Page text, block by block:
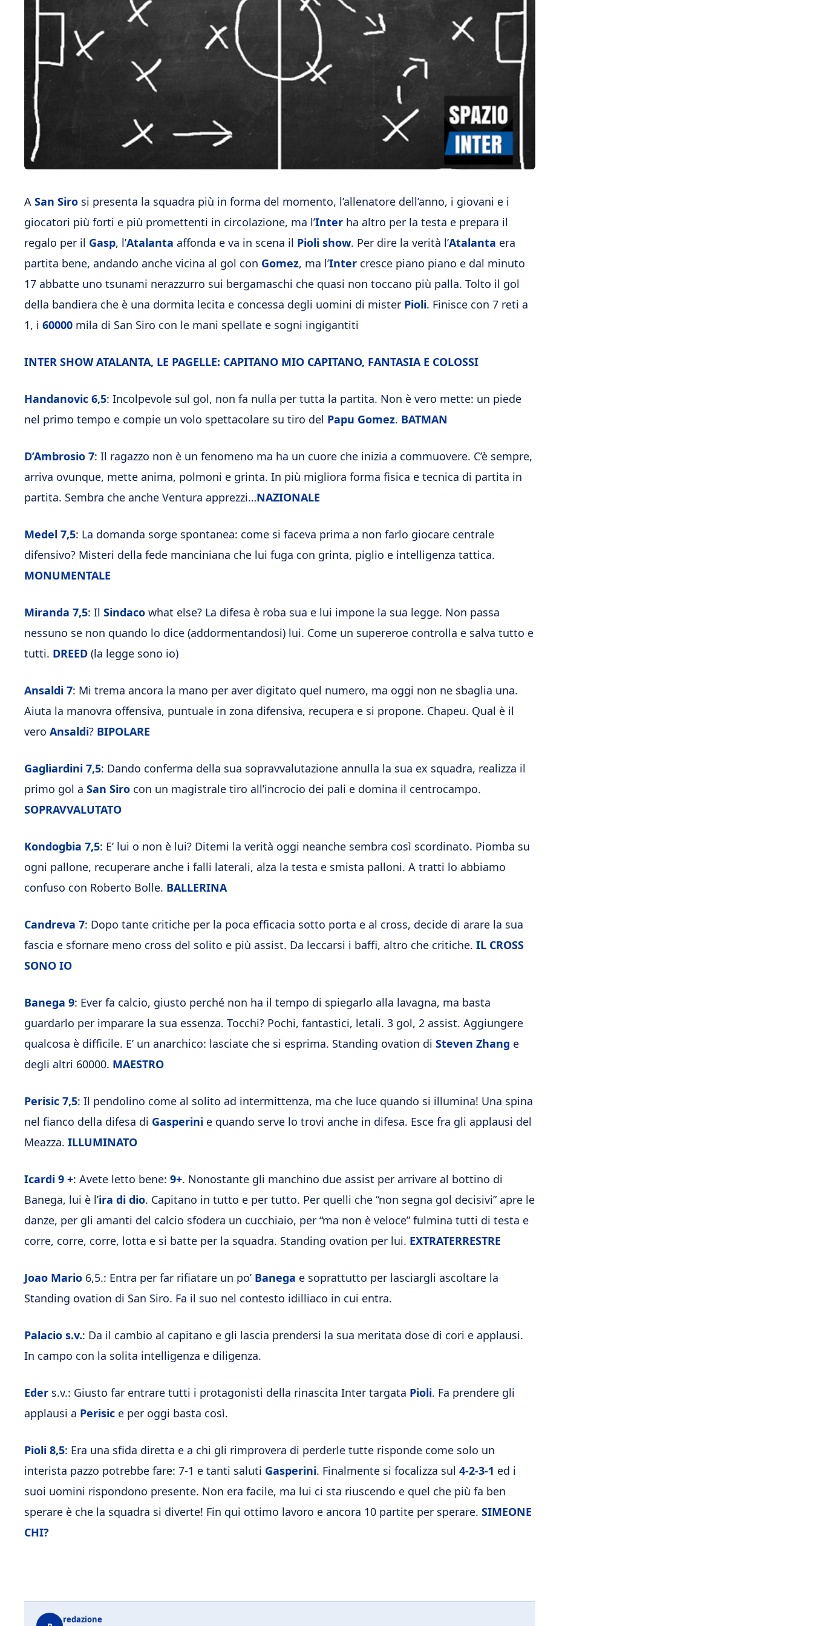
A San Siro si presenta la squadra più in forma del momento, l’allenatore dell’anno, i giovani e i
giocatori più forti e più promettenti in circolazione, ma l’Inter ha altro per la testa e prepara il
regalo per il Gasp, l’Atalanta affonda e va in scena il Pioli show. Per dire la verità l’Atalanta era
partita bene, andando anche vicina al gol con Gomez, ma l’Inter cresce piano piano e dal minuto
17 abbatte uno tsunami nerazzurro sui bergamaschi che quasi non toccano più palla. Tolto il gol
della bandiera che è una dormita lecita e concessa degli uomini di mister Pioli. Finisce con 7 reti a
1, i 60000 mila di San Siro con le mani spellate e sogni ingigantiti
INTER SHOW ATALANTA, LE PAGELLE: CAPITANO MIO CAPITANO, FANTASIA E COLOSSI
Handanovic 6,5: Incolpevole sul gol, non fa nulla per tutta la partita. Non è vero mette: un piede
nel primo tempo e compie un volo spettacolare su tiro del Papu Gomez. BATMAN
D’Ambrosio 7: Il ragazzo non è un fenomeno ma ha un cuore che inizia a commuovere. C’è sempre,
arriva ovunque, mette anima, polmoni e grinta. In più migliora forma fisica e tecnica di partita in
partita. Sembra che anche Ventura apprezzi…NAZIONALE
Medel 7,5: La domanda sorge spontanea: come si faceva prima a non farlo giocare centrale
difensivo? Misteri della fede manciniana che lui fuga con grinta, piglio e intelligenza tattica.
MONUMENTALE
Miranda 7,5: Il Sindaco what else? La difesa è roba sua e lui impone la sua legge. Non passa
nessuno se non quando lo dice (addormentandosi) lui. Come un supereroe controlla e salva tutto e
tutti. DREED (la legge sono io)
Ansaldi 7: Mi trema ancora la mano per aver digitato quel numero, ma oggi non ne sbaglia una.
Aiuta la manovra offensiva, puntuale in zona difensiva, recupera e si propone. Chapeu. Qual è il
vero Ansaldi? BIPOLARE
Gagliardini 7,5: Dando conferma della sua sopravvalutazione annulla la sua ex squadra, realizza il
primo gol a San Siro con un magistrale tiro all’incrocio dei pali e domina il centrocampo.
SOPRAVVALUTATO
Kondogbia 7,5: E’ lui o non è lui? Ditemi la verità oggi neanche sembra così scordinato. Piomba su
ogni pallone, recuperare anche i falli laterali, alza la testa e smista palloni. A tratti lo abbiamo
confuso con Roberto Bolle. BALLERINA
Candreva 7: Dopo tante critiche per la poca efficacia sotto porta e al cross, decide di arare la sua
fascia e sfornare meno cross del solito e più assist. Da leccarsi i baffi, altro che critiche. IL CROSS
SONO IO
Banega 9: Ever fa calcio, giusto perché non ha il tempo di spiegarlo alla lavagna, ma basta
guardarlo per imparare la sua essenza. Tocchi? Pochi, fantastici, letali. 3 gol, 2 assist. Aggiungere
qualcosa è difficile. E’ un anarchico: lasciate che si esprima. Standing ovation di Steven Zhang e
degli altri 60000. MAESTRO
Perisic 7,5: Il pendolino come al solito ad intermittenza, ma che luce quando si illumina! Una spina
nel fianco della difesa di Gasperini e quando serve lo trovi anche in difesa. Esce fra gli applausi del
Meazza. ILLUMINATO
Icardi 9 +: Avete letto bene: 9+. Nonostante gli manchino due assist per arrivare al bottino di
Banega, lui è l’ira di dio. Capitano in tutto e per tutto. Per quelli che “non segna gol decisivi” apre le
danze, per gli amanti del calcio sfodera un cucchiaio, per “ma non è veloce” fulmina tutti di testa e
corre, corre, corre, lotta e si batte per la squadra. Standing ovation per lui. EXTRATERRESTRE
Joao Mario 6,5.: Entra per far rifiatare un po’ Banega e soprattutto per lasciargli ascoltare la
Standing ovation di San Siro. Fa il suo nel contesto idilliaco in cui entra.
Palacio s.v.: Da il cambio al capitano e gli lascia prendersi la sua meritata dose di cori e applausi.
In campo con la solita intelligenza e diligenza.
Eder s.v.: Giusto far entrare tutti i protagonisti della rinascita Inter targata Pioli. Fa prendere gli
applausi a Perisic e per oggi basta così.
Pioli 8,5: Era una sfida diretta e a chi gli rimprovera di perderle tutte risponde come solo un
interista pazzo potrebbe fare: 7-1 e tanti saluti Gasperini. Finalmente si focalizza sul 4-2-3-1 ed i
suoi uomini rispondono presente. Non era facile, ma lui ci sta riuscendo e quel che più fa ben
sperare è che la squadra si diverte! Fin qui ottimo lavoro e ancora 10 partite per sperare. SIMEONE
CHI?
redazione